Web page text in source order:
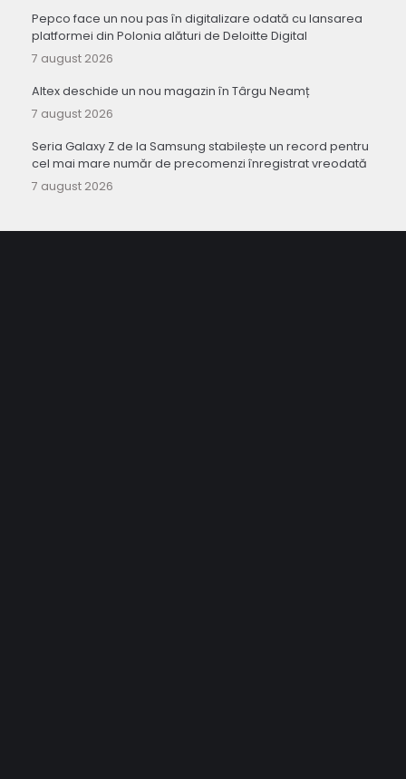
Pepco face un nou pas în digitalizare odată cu lansarea
platformei din Polonia alături de Deloitte Digital
7 august 2026
Altex deschide un nou magazin în Târgu Neamț
7 august 2026
Seria Galaxy Z de la Samsung stabilește un record pentru
cel mai mare număr de precomenzi înregistrat vreodată
7 august 2026